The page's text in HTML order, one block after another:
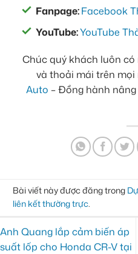
Fanpage:Facebook
YouTube:YouTube
Chúc quý khách luôn
và thoải mái trên
Auto – Đồng hành
Bài viết này được đăng trong
liên kết thường trực.
Anh Quang lắp cảm biến áp
suất lốp cho Honda CR-V tại